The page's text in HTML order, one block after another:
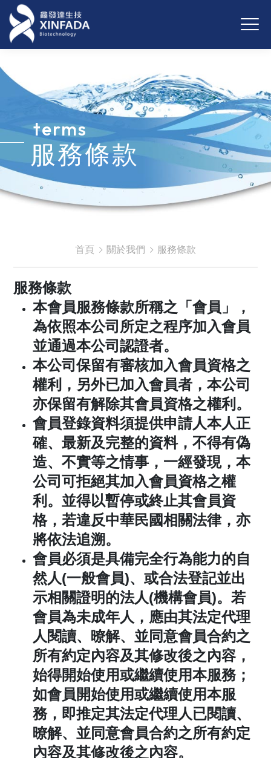
terms
服務條款
首頁 關於我們 服務條款
服務條款
本會員服務條款所稱之「會員」，
為依照本公司所定之程序加入會員
並通過本公司認證者。
本公司保留有審核加入會員資格之
權利，另外已加入會員者，本公司
亦保留有解除其會員資格之權利。
會員登錄資料須提供申請人本人正
確、最新及完整的資料，不得有偽
造、不實等之情事，一經發現，本
公司可拒絕其加入會員資格之權
利。並得以暫停或終止其會員資
格，若違反中華民國相關法律，亦
將依法追溯。
會員必須是具備完全行為能力的自
然人(一般會員)、或合法登記並出
示相關證明的法人(機構會員)。若
會員為未成年人，應由其法定代理
人閱讀、暸解、並同意會員合約之
所有約定內容及其修改後之內容，
始得開始使用或繼續使用本服務；
如會員開始使用或繼續使用本服
務，即推定其法定代理人已閱讀、
暸解、並同意會員合約之所有約定
內容及其修改後之內容。